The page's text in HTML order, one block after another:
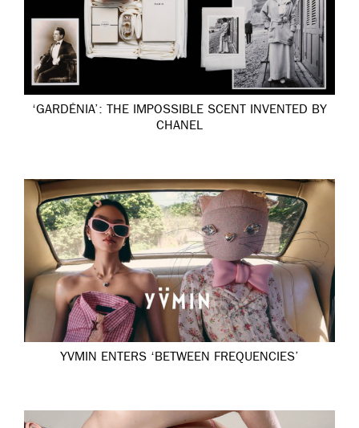
‘GARDÉNIA’: THE IMPOSSIBLE SCENT INVENTED BY
CHANEL
YVMIN ENTERS ‘BETWEEN FREQUENCIES’